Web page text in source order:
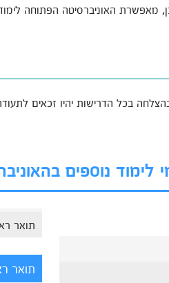
מאפשרת האוניברסיטה הפתוחה
בכל הדרישות יהיו זכאים
לימוד נוספים
תואר
תואר